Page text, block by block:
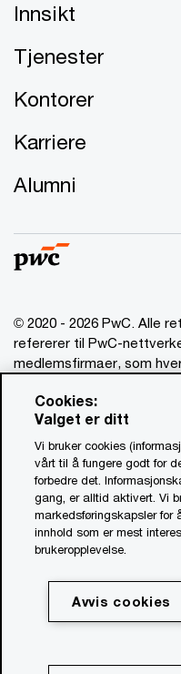
Innsikt
Tjenester
Kontorer
Karriere
Alumni
© 2020 - 2026 PwC. Alle
refererer til PwC-
medlemsfirmaer, som
Ansvarsbegrensning
Om utgiver
Standardvilkår
Åpenhetsrapport
Åpenhetsloven PwC (PDF,
Personvernerklæring for
Personvernerklæring PwC
Cookies:
Valget er ditt
Vi bruker cookies
vårt til å fungere godt for
forbedre det.
gang, er alltid aktivert. Vi
markedsføringskapsler for
innhold som er mest
brukeropplevelse.
Avvis cookies